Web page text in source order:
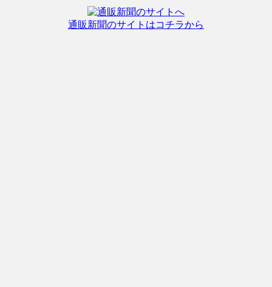
通販新聞のサイトはコチラから